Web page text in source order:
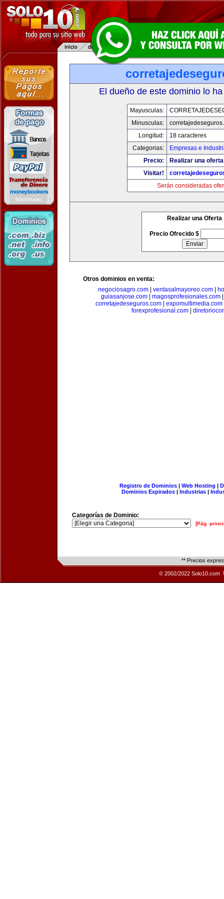
El dueño de este dominio lo
Mayusculas:
Minusculas:
Longitud:
18 caracteres
Categorias:
Empresas e
Precio:
Realizar una
Visitar!
Serán consideradas
Realizar una Oferta
Precio Ofrecido $
Otros dominios en venta:
negociosagro.com
ventasalmayoreo.com
guiasanjose.com| magosprofesionales.com
corretajedeseguros.com
expomultimedia.com
forexprofesional.com|
Registro de Dominios| Web Hosting |
Dominios Expirados | Industrias |
Categorías de Dominio:
[Pág.
** Precios
© 2002/2022 Solo10.com